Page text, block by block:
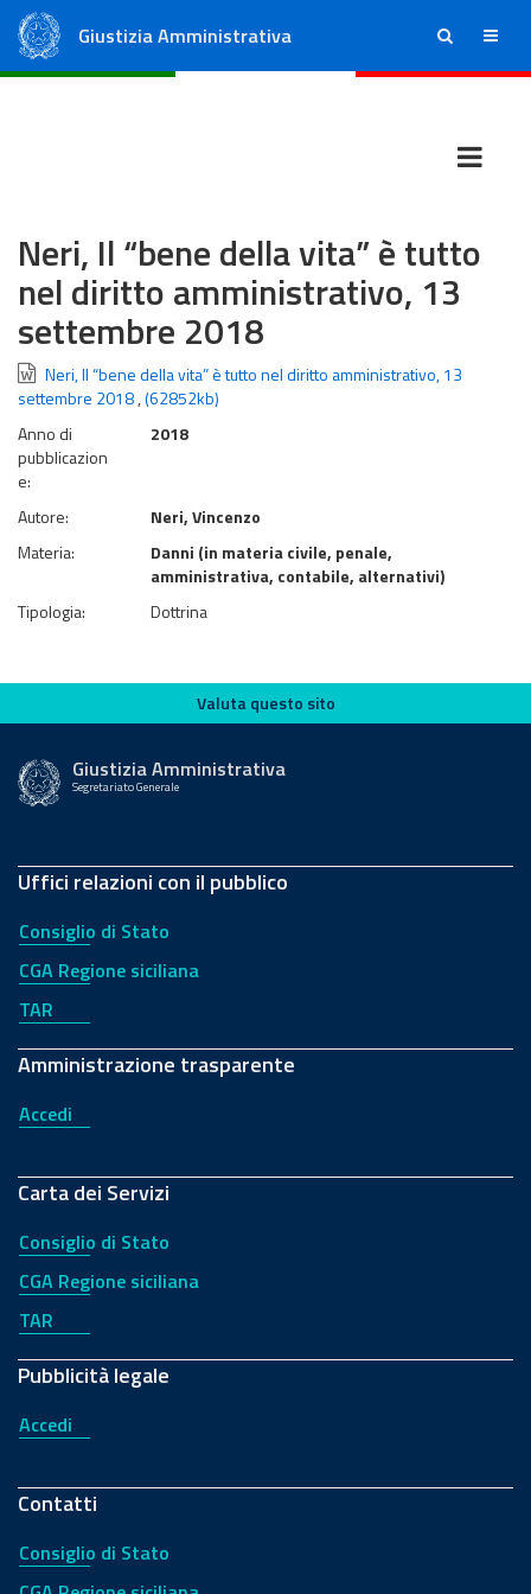
Giustizia Amministrativa ricerca menu
Neri, Il “bene della vita” è tutto
nel diritto amministrativo, 13
settembre 2018
Neri, Il “bene della vita” è tutto nel diritto amministrativo, 13
settembre 2018,(62852kb)
Anno di
pubblicazion
e:
2018
Autore:
Neri, Vincenzo
Materia:
Danni (in materia civile, penale,
amministrativa, contabile, alternativi)
Tipologia:
Dottrina
Valuta questo sito
Valuta questo sito
Giustizia Amministrativa
Segretariato Generale
Uffici relazioni con il pubblico
Consiglio di Stato
CGA Regione siciliana
TAR
Amministrazione trasparente
Accedi
Carta dei Servizi
Consiglio di Stato
CGA Regione siciliana
TAR
Pubblicità legale
Accedi
Contatti
Consiglio di Stato